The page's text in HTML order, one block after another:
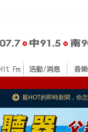
最HOT的即時新聞，你